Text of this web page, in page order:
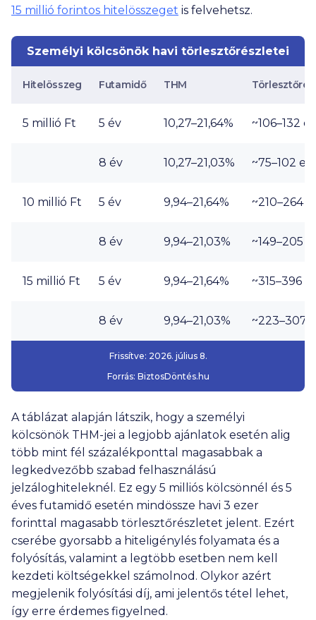
15 millió forintos hitelösszeget is felvehetsz.
Személyi kölcsönök havi törlesztőrészletei
Hitelösszeg Futamidő THM
5 millió Ft 5 év 10,27–21,64% ~106–132
8 év 10,27–21,03% ~75–102
10 millió Ft 5 év 9,94–21,64% ~210–264
8 év 9,94–21,03% ~149–205
15 millió Ft 5 év 9,94–21,64% ~315–396
8 év 9,94–21,03% ~223–307
Frissítve: 2026. július 8.
Forrás: BiztosDöntés.hu
A táblázat alapján látszik, hogy a személyi
kölcsönök THM-jei a legjobb ajánlatok esetén alig
több mint fél százalékponttal magasabbak a
legkedvezőbb szabad felhasználású
jelzáloghiteleknél. Ez egy 5 milliós kölcsönnél és 5
éves futamidő esetén mindössze havi 3 ezer
forinttal magasabb törlesztőrészletet jelent. Ezért
cserébe gyorsabb a hiteligénylés folyamata és a
folyósítás, valamint a legtöbb esetben nem kell
kezdeti költségekkel számolnod. Olykor azért
megjelenik folyósítási díj, ami jelentős tétel lehet,
így erre érdemes figyelned.